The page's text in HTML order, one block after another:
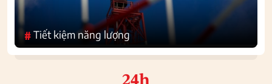
#Tiết kiệm năng lượng